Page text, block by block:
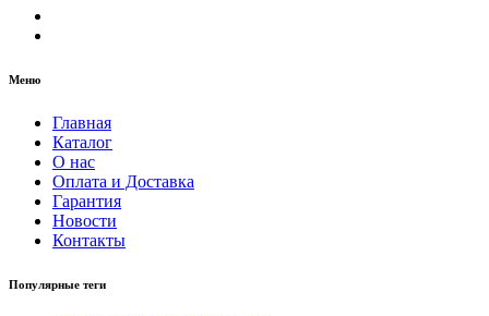
Меню
Главная
Каталог
О нас
Оплата и Доставка
Гарантия
Новости
Контакты
Популярные теги